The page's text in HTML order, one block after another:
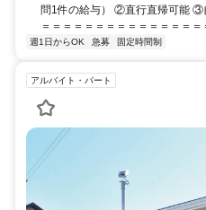
問1件の給与） ②直行直帰可能 ③
＝＝＝＝＝＝＝＝＝＝＝＝＝＝＝
週1日からOK 急募 固定時間制
アルバイト・パート